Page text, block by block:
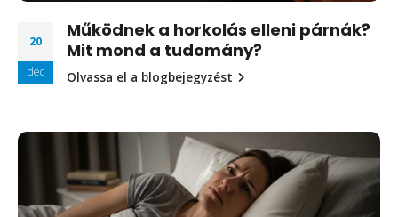
20
dec
Működnek a horkolás elleni párnák?
Mit mond a tudomány?
Olvassa el a blogbejegyzést